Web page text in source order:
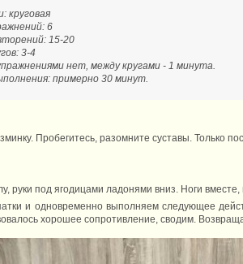
круговая
6
15-20
3-4
нет, между кругами - 1 минута.
примерно 30 минут.
Пробегитесь, разомните суставы. Только
руки под ягодицами ладонями вниз. Ноги
и одновременно выполняем следующее
хорошее сопротивление, сводим.